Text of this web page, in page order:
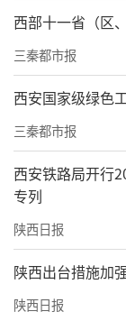
西部十一省（区
三秦都市报
西安国家级绿色
三秦都市报
西安铁路局开行
专列
陕西日报
陕西出台措施加
陕西日报